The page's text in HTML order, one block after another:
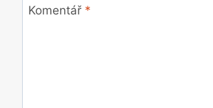
Komentář *